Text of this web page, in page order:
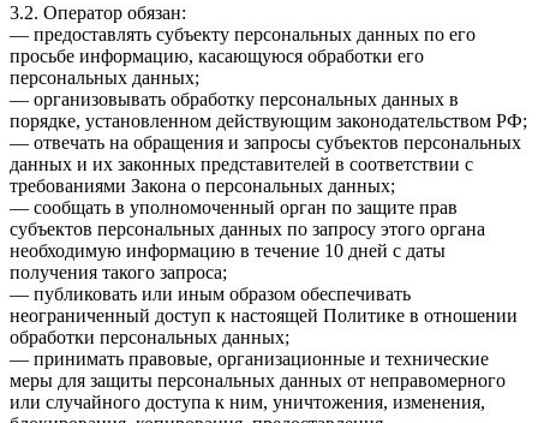
3.2. Оператор обязан:
— предоставлять субъекту персональных данных по его
просьбе информацию, касающуюся обработки его
персональных данных;
— организовывать обработку персональных данных в
порядке, установленном действующим законодательством РФ;
— отвечать на обращения и запросы субъектов персональных
данных и их законных представителей в соответствии с
требованиями Закона о персональных данных;
— сообщать в уполномоченный орган по защите прав
субъектов персональных данных по запросу этого органа
необходимую информацию в течение 10 дней с даты
получения такого запроса;
— публиковать или иным образом обеспечивать
неограниченный доступ к настоящей Политике в отношении
обработки персональных данных;
— принимать правовые, организационные и технические
меры для защиты персональных данных от неправомерного
или случайного доступа к ним, уничтожения, изменения,